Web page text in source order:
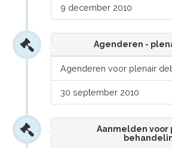
9 december 2010
Agenderen -
Agenderen voor plenair
30 september 2010
Aanmelden voor